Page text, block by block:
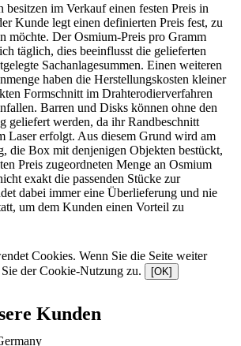
im Verkauf einen festen Preis in
Kunde legt einen definierten Preis fest, zu
möchte. Der Osmium-Preis pro Gramm
täglich, dies beeinflusst die gelieferten
Sachanlagesummen. Einen weiteren
haben die Herstellungskosten kleiner
Formschnitt im Drahterodierverfahren
Barren und Disks können ohne den
geliefert werden, da ihr Randbeschnitt
Laser erfolgt. Aus diesem Grund wird am
die Box mit denjenigen Objekten bestückt,
Preis zugeordneten Menge an Osmium
exakt die passenden Stücke zur
dabei immer eine Überlieferung und nie
um dem Kunden einen Vorteil zu
Cookies. Wenn Sie die Seite weiter
der Cookie-Nutzung zu.
[OK]
Kunden